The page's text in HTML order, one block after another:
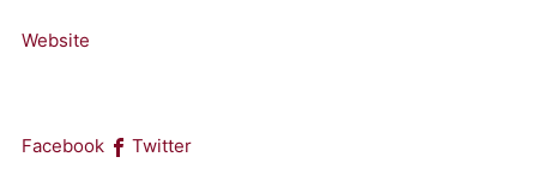
Website
Facebook Twitter